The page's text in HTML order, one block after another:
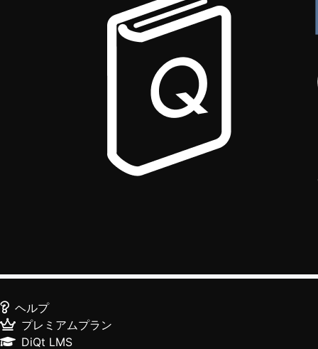
ヘルプ
プレミアムプラン
DiQt LMS